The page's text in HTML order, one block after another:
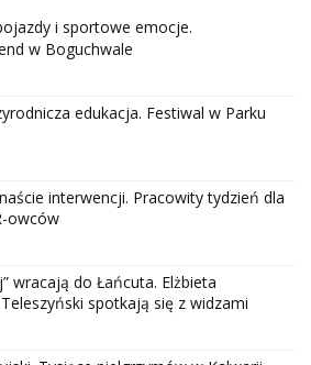
i sportowe emocje.
w Boguchwale
edukacja. Festiwal w Parku
interwencji. Pracowity tydzień dla
owców
wracają do Łańcuta. Elżbieta
spotkają się z widzami